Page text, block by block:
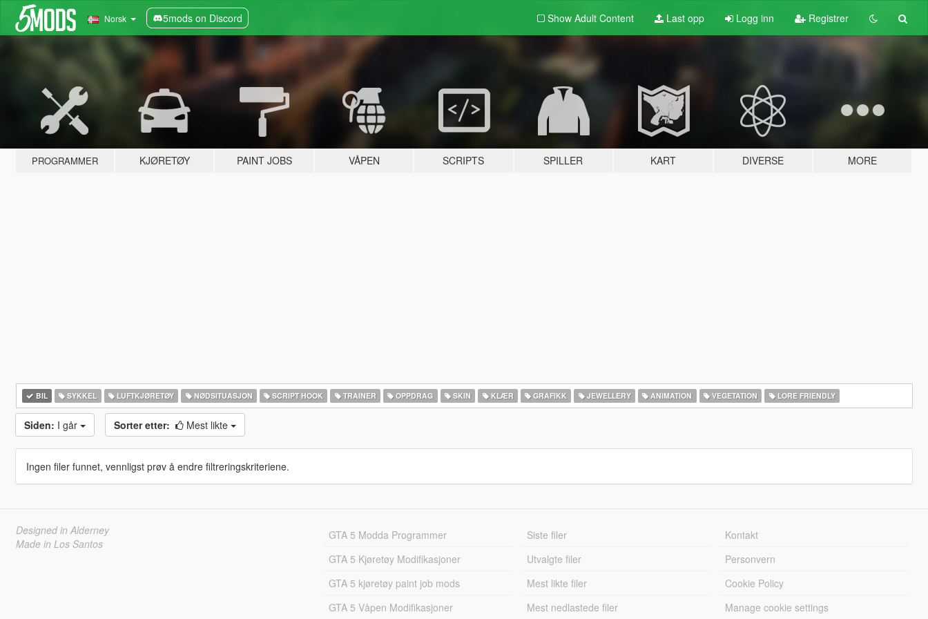
Norsk 5mods on Discord Show Adult Content Last opp Logg inn Registrer
PROGRAMMER KJØRETØY PAINT JOBS VÅPEN SCRIPTS SPILLER KART DIVERSE MORE
BIL SYKKEL LUFTKJØRETØY NØDSITUASJON SCRIPT HOOK TRAINER OPPDRAG SKIN KLÆR GRAFIKK JEWELLERY ANIMATION VEGETATION LORE FRIENDLY
Siden: I går Sorter etter: Mest likte
Ingen filer funnet, vennligst prøv å endre filtreringskriteriene.
Designed in Alderney
Made in Los Santos
GTA 5 Modda Programmer
GTA 5 Kjøretøy Modifikasjoner
GTA 5 kjøretøy paint job mods
GTA 5 Våpen Modifikasjoner
Siste filer
Utvalgte filer
Mest likte filer
Mest nedlastede filer
Kontakt
Personvern
Cookie Policy
Manage cookie settings